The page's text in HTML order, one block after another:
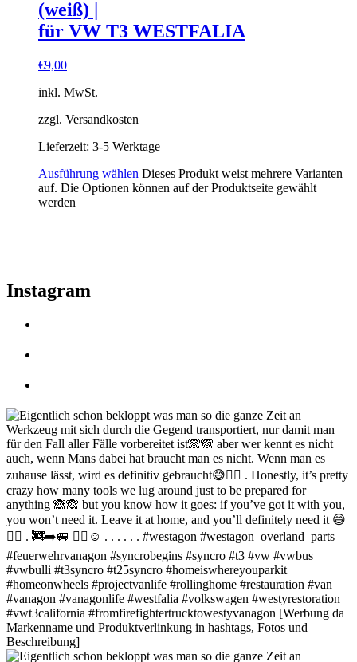
(weiß) |
für VW T3 WESTFALIA
€9,00
inkl. MwSt.
zzgl. Versandkosten
Lieferzeit: 3-5 Werktage
Ausführung wählen Dieses Produkt weist mehrere Varianten
auf. Die Optionen können auf der Produktseite gewählt
werden
Instagram